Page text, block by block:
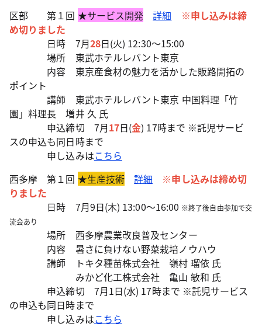
区部 第１回 ★サービス開発 詳細
※申し込みは締
め切りました
日時 7月28日(火) 12:30～15:00
場所 東武ホテルレバント東京
内容 東京産食材の魅力を活かした販路開拓の
ポイント
講師 東武ホテルレバント東京 中国料理「竹
園」料理長 増井 久 氏
申込締切 7月17日(金) 17時まで ※託児サービ
スの申込も同日時まで
申し込みはこちら
西多摩 第１回 ★生産技術 詳細
※申し込みは締め切
りました
日時 7月9日(木) 13:00～16:00 ※終了後自由参加で交
流会あり
場所 西多摩農業改良普及センター
内容 暑さに負けない野菜栽培ノウハウ
講師 トキタ種苗株式会社 嶺村 瑠依 氏
みかど化工株式会社 亀山 敏和 氏
申込締切 7月1日(水) 17時まで ※託児サービス
の申込も同日時まで
申し込みはこちら